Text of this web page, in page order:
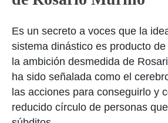
Es un secreto a voces que la
sistema dinástico es producto
la ambición desmedida de
ha sido señalada como el
las acciones para conseguirlo y
reducido círculo de personas